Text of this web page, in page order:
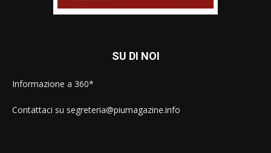
SU DI NOI
Informazione a 360*
Contattaci su segreteria@piumagazine.info